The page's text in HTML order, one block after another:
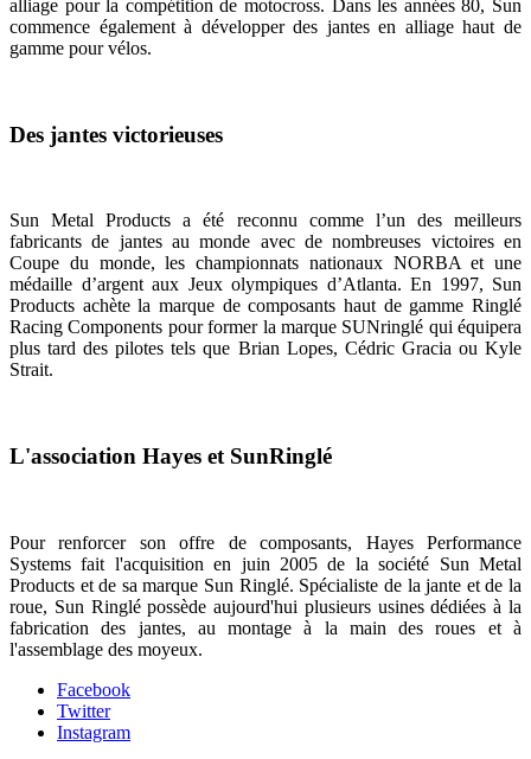
alliage pour la compétition de motocross. Dans les années 80, Sun
commence également à développer des jantes en alliage haut de
gamme pour vélos.
Des jantes victorieuses
Sun Metal Products a été reconnu comme l’un des meilleurs
fabricants de jantes au monde avec de nombreuses victoires en
Coupe du monde, les championnats nationaux NORBA et une
médaille d’argent aux Jeux olympiques d’Atlanta. En 1997, Sun
Products achète la marque de composants haut de gamme Ringlé
Racing Components pour former la marque SUNringlé qui équipera
plus tard des pilotes tels que Brian Lopes, Cédric Gracia ou Kyle
Strait.
L'association Hayes et SunRinglé
Pour renforcer son offre de composants, Hayes Performance
Systems fait l'acquisition en juin 2005 de la société Sun Metal
Products et de sa marque Sun Ringlé. Spécialiste de la jante et de la
roue, Sun Ringlé possède aujourd'hui plusieurs usines dédiées à la
fabrication des jantes, au montage à la main des roues et à
l'assemblage des moyeux.
Facebook
Twitter
Instagram